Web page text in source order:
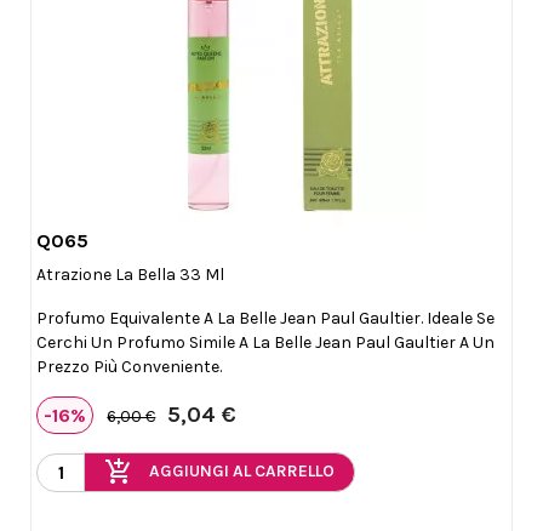
Q065
Atrazione La Bella 33 Ml
Profumo Equivalente A La Belle Jean Paul Gaultier. Ideale Se
Cerchi Un Profumo Simile A La Belle Jean Paul Gaultier A Un
Prezzo Più Conveniente.
-16% 6,00 € 5,04 €
add_shopping_cart AGGIUNGI AL CARRELLO